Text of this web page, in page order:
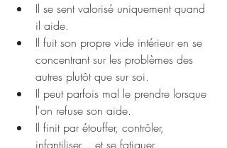
Il se sent valorisé uniquement quand
il aide.
Il fuit son propre vide intérieur en se
concentrant sur les problèmes des
autres plutôt que sur soi.
Il peut parfois mal le prendre lorsque
l'on refuse son aide.
Il finit par étouffer, contrôler,
infantiliser… et se fatiguer.